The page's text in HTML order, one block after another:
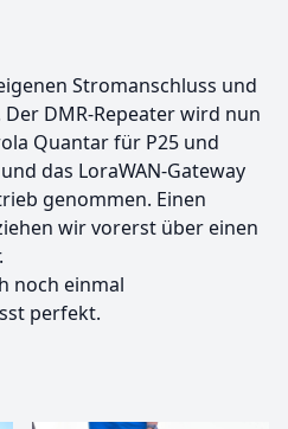
Stromanschluss und
DMR-Repeater wird nun
Quantar für P25 und
das LoraWAN-Gateway
genommen. Einen
wir vorerst über einen
noch einmal
perfekt.